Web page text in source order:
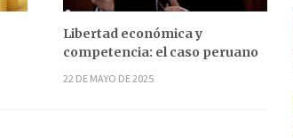
Libertad económica y
competencia: el caso peruano
22 DE MAYO DE 2025